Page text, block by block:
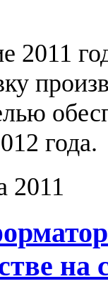
2011
года.
2011
на